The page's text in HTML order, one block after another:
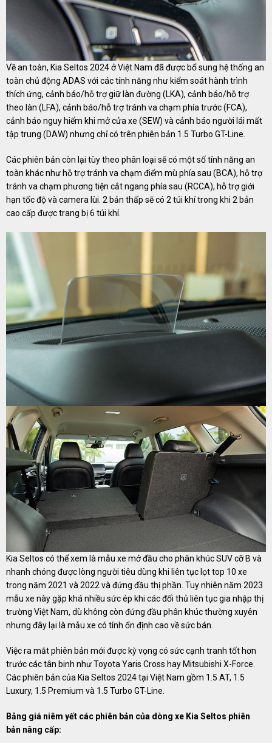
Về an toàn, Kia Seltos 2024 ở Việt Nam đã được bổ sung hệ thống an
toàn chủ động ADAS với các tính năng như kiểm soát hành trình
thích ứng, cảnh báo/hỗ trợ giữ làn đường (LKA), cảnh báo/hỗ trợ
theo làn (LFA), cảnh báo/hỗ trợ tránh va chạm phía trước (FCA),
cảnh báo nguy hiểm khi mở cửa xe (SEW) và cảnh báo người lái mất
tập trung (DAW) nhưng chỉ có trên phiên bản 1.5 Turbo GT-Line.
Các phiên bản còn lại tùy theo phân loại sẽ có một số tính năng an
toàn khác như hỗ trợ tránh va chạm điểm mù phía sau (BCA), hỗ trợ
tránh va chạm phương tiện cắt ngang phía sau (RCCA), hỗ trợ giới
hạn tốc độ và camera lùi. 2 bản thấp sẽ có 2 túi khí trong khi 2 bản
cao cấp được trang bị 6 túi khí.
Kia Seltos có thể xem là mẫu xe mở đầu cho phân khúc SUV cỡ B và
nhanh chóng được lòng người tiêu dùng khi liên tục lọt top 10 xe
trong năm 2021 và 2022 và đứng đầu thị phần. Tuy nhiên năm 2023
mẫu xe này gặp khá nhiều sức ép khi các đối thủ liên tục gia nhập thị
trường Việt Nam, dù không còn đứng đầu phân khúc thường xuyên
nhưng đây lại là mẫu xe có tính ổn định cao về sức bán.
Việc ra mắt phiên bản mới được kỳ vọng có sức cạnh tranh tốt hơn
trước các tân binh như Toyota Yaris Cross hay Mitsubishi X-Force.
Các phiên bản của Kia Seltos 2024 tại Việt Nam gồm 1.5 AT, 1.5
Luxury, 1.5 Premium và 1.5 Turbo GT-Line.
Bảng giá niêm yết các phiên bản của dòng xe Kia Seltos phiên
bản nâng cấp: